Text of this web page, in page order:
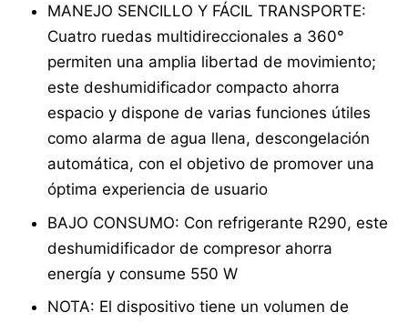
MANEJO SENCILLO Y FÁCIL TRANSPORTE:
Cuatro ruedas multidireccionales a 360°
permiten una amplia libertad de movimiento;
este deshumidificador compacto ahorra
espacio y dispone de varias funciones útiles
como alarma de agua llena, descongelación
automática, con el objetivo de promover una
óptima experiencia de usuario
BAJO CONSUMO: Con refrigerante R290, este
deshumidificador de compresor ahorra
energía y consume 550 W
NOTA: El dispositivo tiene un volumen de